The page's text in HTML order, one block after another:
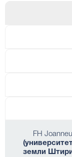
FH
земли